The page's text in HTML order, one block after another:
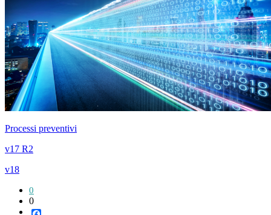
Processi preventivi
v17 R2
v18
0
0